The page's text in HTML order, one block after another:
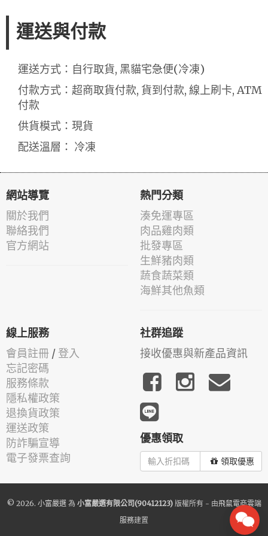
運送與付款
運送方式：自行取貨, 黑貓宅急便(冷凍)
付款方式：超商取貨付款, 貨到付款, 線上刷卡, ATM
付款
供貨模式：現貨
配送溫層： 冷凍
網站導覽
關於我們
聯絡我們
官方網站
熱門分類
湊免運專區
肉品雞肉類
批發專區
生鮮豬肉類
蔬食蔬菜類
海鮮其他魚類
線上服務
會員註冊 / 登入
忘記密碼
服務條款
隱私權政策
退換貨政策
運送政策
防詐騙宣導
電子發票查詢
社群追蹤
接收優惠與新產品資訊
優惠領取
領取優惠
© 2026. 小富嚴選為 小富嚴選有限公司(90412123)版權所有 - 由飛鼠電商雲端
服務建置